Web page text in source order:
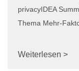
privacyIDEA
Thema Mehr-
Weiterlesen >